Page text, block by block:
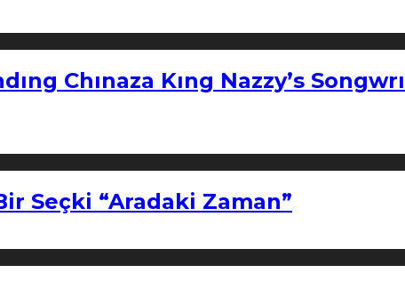
Chınaza Kıng Nazzy’s
Seçki “Aradaki Zaman”